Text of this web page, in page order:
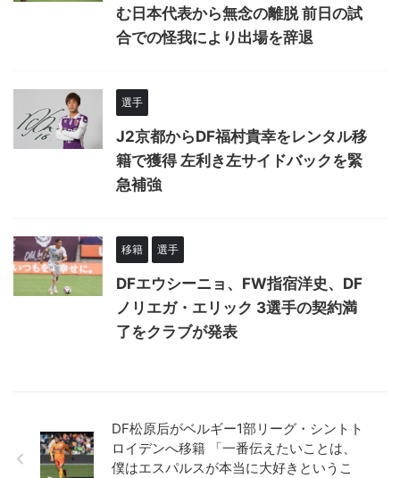
む日本代表から無念の離脱 前日の試
合での怪我により出場を辞退
選手
J2京都からDF福村貴幸をレンタル移
籍で獲得 左利き左サイドバックを緊
急補強
移籍 選手
DFエウシーニョ、FW指宿洋史、DF
ノリエガ・エリック 3選手の契約満
了をクラブが発表
DF松原后がベルギー1部リーグ・シントト
ロイデンへ移籍 「一番伝えたいことは、
僕はエスパルスが本当に大好きというこ